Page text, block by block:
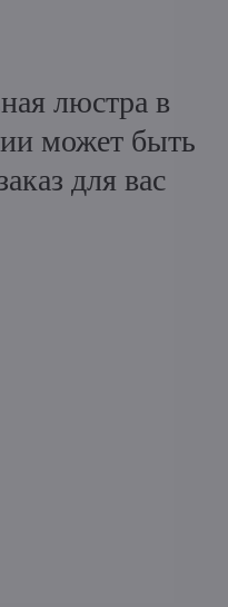
люстра в
может быть
для вас